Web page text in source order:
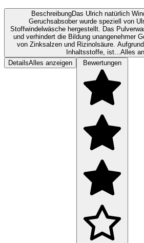
BeschreibungDas Ulrich natürlich
Geruchsabsober wurde speziell von
Stoffwindelwäsche hergestellt. Das
und verhindert die Bildung unangenehmer
von Zinksalzen und Rizinolsäure.
Inhaltsstoffe, ist... Alles
DetailsAlles anzeigen Bewertungen